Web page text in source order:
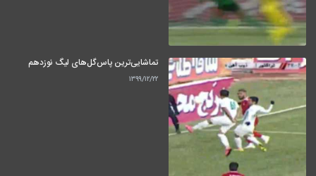
تماشایی‌ترین پاس‌گل‌های لیگ نوزدهم
۱۳۹۹/۱۲/۲۲